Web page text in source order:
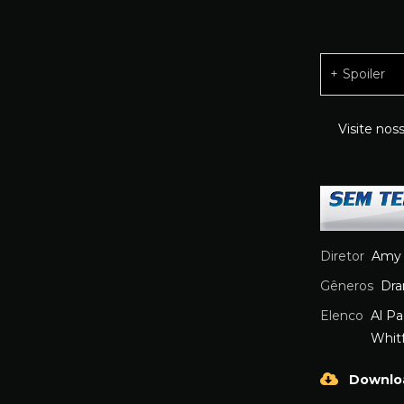
Spoiler
Visite
Diretor Amy
Gêneros
Elenco Al